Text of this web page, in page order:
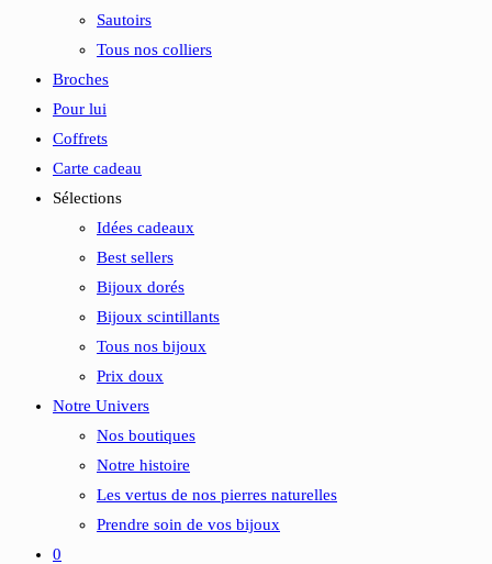
Sautoirs
Tous nos colliers
Broches
Pour lui
Coffrets
Carte cadeau
Sélections
Idées cadeaux
Best sellers
Bijoux dorés
Bijoux scintillants
Tous nos bijoux
Prix doux
Notre Univers
Nos boutiques
Notre histoire
Les vertus de nos pierres naturelles
Prendre soin de vos bijoux
0